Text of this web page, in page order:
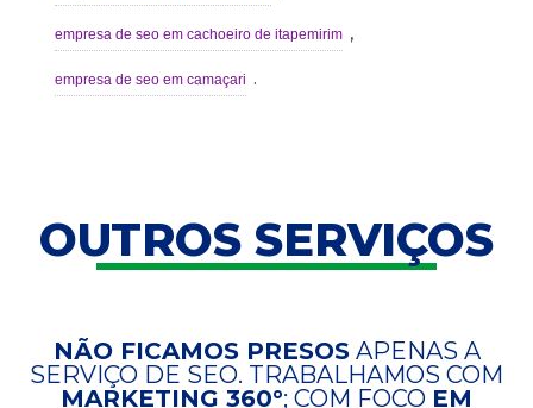
empresa de seo em cachoeiro de itapemirim ,
empresa de seo em camaçari .
OUTROS SERVIÇOS
NÃO FICAMOS PRESOSAPENAS A
SERVIÇO DE SEO. TRABALHAMOS COM
MARKETING 360°; COM FOCO EM